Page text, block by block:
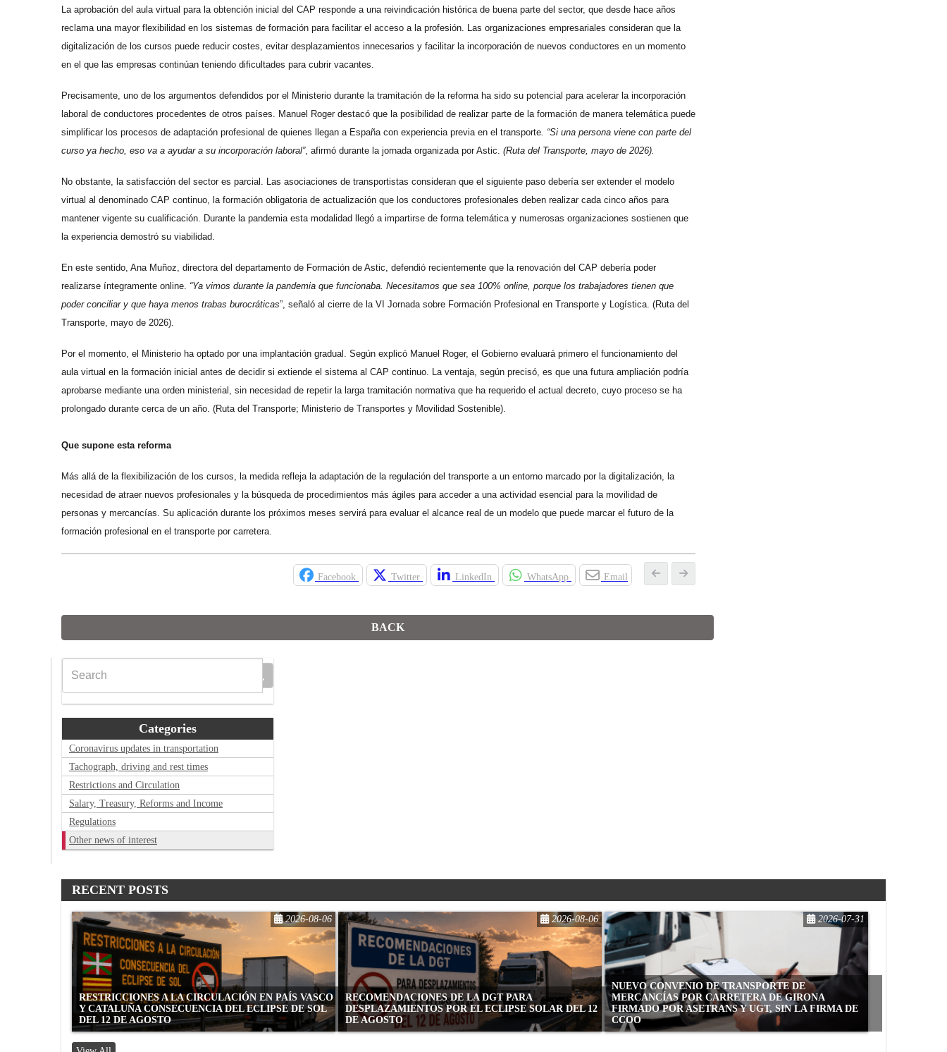
La aprobación del aula virtual para la obtención inicial del CAP responde a una reivindicación histórica de buena parte del sector, que desde hace años
reclama una mayor flexibilidad en los sistemas de formación para facilitar el acceso a la profesión. Las organizaciones empresariales consideran que la
digitalización de los cursos puede reducir costes, evitar desplazamientos innecesarios y facilitar la incorporación de nuevos conductores en un momento
en el que las empresas continúan teniendo dificultades para cubrir vacantes.
Precisamente, uno de los argumentos defendidos por el Ministerio durante la tramitación de la reforma ha sido su potencial para acelerar la incorporación
laboral de conductores procedentes de otros países. Manuel Roger destacó que la posibilidad de realizar parte de la formación de manera telemática puede
simplificar los procesos de adaptación profesional de quienes llegan a España con experiencia previa en el transporte . “Si una persona viene con parte del
curso ya hecho, eso va a ayudar a su incorporación laboral”, afirmó durante la jornada organizada por Astic. (Ruta del Transporte, mayo de 2026).
No obstante, la satisfacción del sector es parcial. Las asociaciones de transportistas consideran que el siguiente paso debería ser extender el modelo
virtual al denominado CAP continuo, la formación obligatoria de actualización que los conductores profesionales deben realizar cada cinco años para
mantener vigente su cualificación. Durante la pandemia esta modalidad llegó a impartirse de forma telemática y numerosas organizaciones sostienen que
la experiencia demostró su viabilidad.
En este sentido, Ana Muñoz, directora del departamento de Formación de Astic, defendió recientemente que la renovación del CAP debería poder
realizarse íntegramente online. “Ya vimos durante la pandemia que funcionaba. Necesitamos que sea 100% online, porque los trabajadores tienen que
poder conciliar y que haya menos trabas burocráticas”, señaló al cierre de la VI Jornada sobre Formación Profesional en Transporte y Logística. (Ruta del
Transporte, mayo de 2026).
Por el momento, el Ministerio ha optado por una implantación gradual. Según explicó Manuel Roger, el Gobierno evaluará primero el funcionamiento del
aula virtual en la formación inicial antes de decidir si extiende el sistema al CAP continuo. La ventaja, según precisó, es que una futura ampliación podría
aprobarse mediante una orden ministerial, sin necesidad de repetir la larga tramitación normativa que ha requerido el actual decreto, cuyo proceso se ha
prolongado durante cerca de un año. (Ruta del Transporte; Ministerio de Transportes y Movilidad Sostenible).
Que supone esta reforma
Más allá de la flexibilización de los cursos, la medida refleja la adaptación de la regulación del transporte a un entorno marcado por la digitalización, la
necesidad de atraer nuevos profesionales y la búsqueda de procedimientos más ágiles para acceder a una actividad esencial para la movilidad de
personas y mercancías. Su aplicación durante los próximos meses servirá para evaluar el alcance real de un modelo que puede marcar el futuro de la
formación profesional en el transporte por carretera.
Facebook Twitter LinkedIn WhatsApp Email
BACK
Categories
Coronavirus updates in transportation
Tachograph, driving and rest times
Restrictions and Circulation
Salary, Treasury, Reforms and Income
Regulations
Other news of interest
RECENT POSTS
RESTRICCIONES A LA CIRCULACIÓN EN PAÍS VASCO
Y CATALUÑA CONSECUENCIA DEL ECLIPSE DE SOL
DEL 12 DE AGOSTO
2026-08-06
RECOMENDACIONES DE LA DGT PARA
DESPLAZAMIENTOS POR EL ECLIPSE SOLAR DEL 12
DE AGOSTO
2026-08-06
NUEVO CONVENIO DE TRANSPORTE DE
MERCANCÍAS POR CARRETERA DE GIRONA
FIRMADO POR ASETRANS Y UGT, SIN LA FIRMA DE
CCOO
2026-07-31